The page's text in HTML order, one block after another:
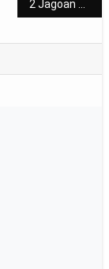
2 Jagoan Merah Putih Mundur dari Indonesia Open 2023